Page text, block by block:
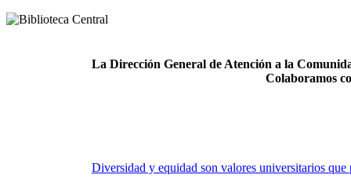
La Dirección General de Atención a la
Colaboramos
Diversidad y equidad son valores universitarios que